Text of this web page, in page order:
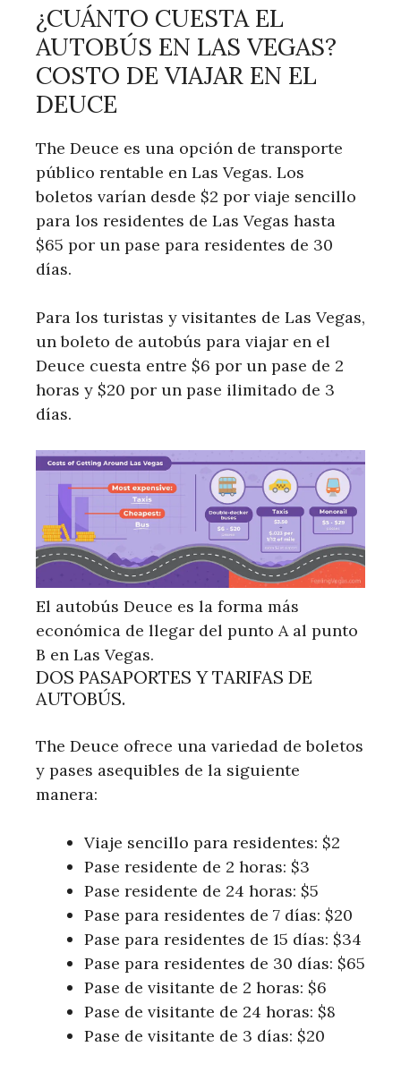
¿CUÁNTO CUESTA EL
AUTOBÚS EN LAS VEGAS?
COSTO DE VIAJAR EN EL
DEUCE
The Deuce es una opción de transporte
público rentable en Las Vegas. Los
boletos varían desde $2 por viaje sencillo
para los residentes de Las Vegas hasta
$65 por un pase para residentes de 30
días.
Para los turistas y visitantes de Las Vegas,
un boleto de autobús para viajar en el
Deuce cuesta entre $6 por un pase de 2
horas y $20 por un pase ilimitado de 3
días.
El autobús Deuce es la forma más
económica de llegar del punto A al punto
B en Las Vegas.
DOS PASAPORTES Y TARIFAS DE
AUTOBÚS.
The Deuce ofrece una variedad de boletos
y pases asequibles de la siguiente
manera:
Viaje sencillo para residentes: $2
Pase residente de 2 horas: $3
Pase residente de 24 horas: $5
Pase para residentes de 7 días: $20
Pase para residentes de 15 días: $34
Pase para residentes de 30 días: $65
Pase de visitante de 2 horas: $6
Pase de visitante de 24 horas: $8
Pase de visitante de 3 días: $20